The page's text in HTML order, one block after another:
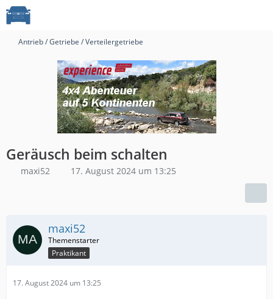
Antrieb / Getriebe / Verteilergetriebe
Geräusch beim schalten
maxi52 17. August 2024 um 13:25
maxi52
Praktikant
17. August 2024 um 13:25